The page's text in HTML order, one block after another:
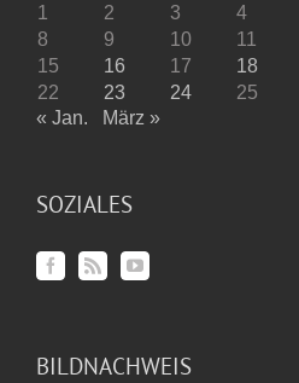
1 2 3 4
8
9 10 11
15
16 17 18
22
23 24 25
« Jan.
März »
SOZIALES
BILDNACHWEIS